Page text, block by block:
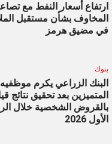
ارتفاع أسعار النفط مع
المخاوف بشأن مستقبل
في مضيق هرمز
بنوك
البنك الزراعي يكرم موظفيه
المتميزين بعد تحقيق نتائج
بالقروض الشخصية خلال
الأول 2026